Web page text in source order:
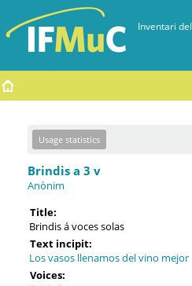
Usage statistics
Brindis a 3 v
Anònim
Title:
Brindis á voces solas
Text incipit:
Los vasos llenamos del vino mejor
Voices: